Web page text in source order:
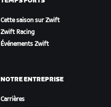
Cette saison sur Zwift
Zwift Racing
Événements Zwift
NOTRE ENTREPRISE
Carrières